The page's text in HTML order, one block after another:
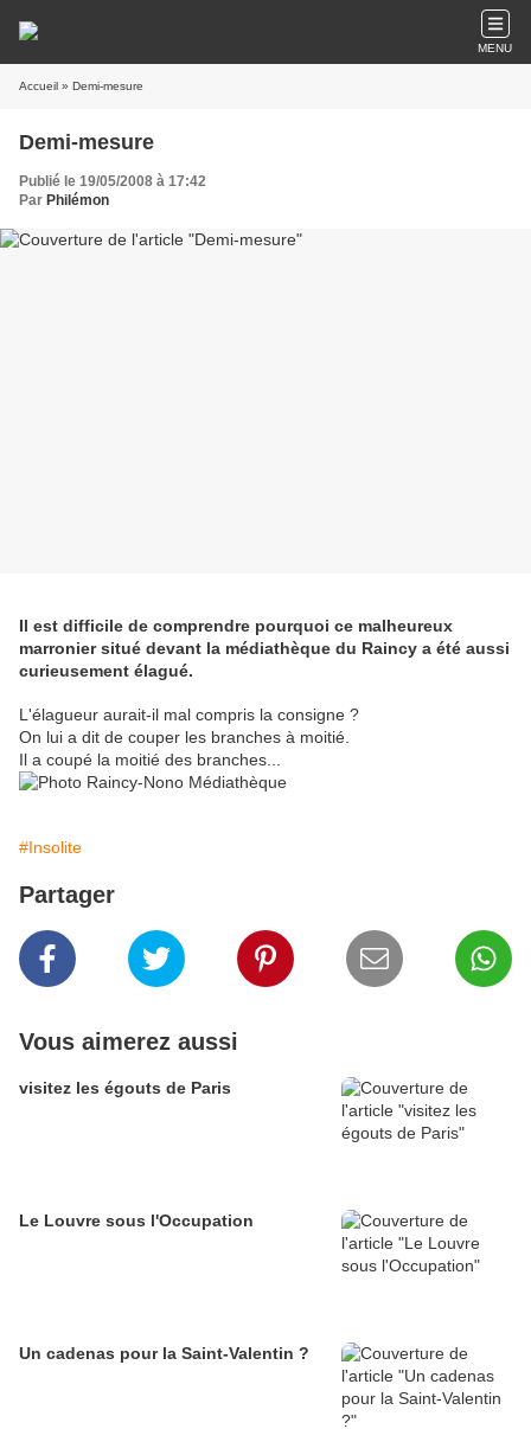
MENU
Accueil » Demi-mesure
Demi-mesure
Publié le 19/05/2008 à 17:42
Par Philémon
Il est difficile de comprendre pourquoi ce malheureux
marronier situé devant la médiathèque du Raincy a été aussi
curieusement élagué.
L'élagueur aurait-il mal compris la consigne ?
On lui a dit de couper les branches à moitié.
Il a coupé la moitié des branches...
#Insolite
Partager
Vous aimerez aussi
visitez les égouts de Paris
Le Louvre sous l'Occupation
Un cadenas pour la Saint-Valentin ?